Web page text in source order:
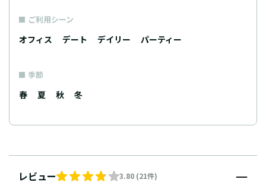
ご利用シーン
オフィス デート デイリー パーティー
季節
春 夏 秋 冬
レビュー 3.80 (21件)